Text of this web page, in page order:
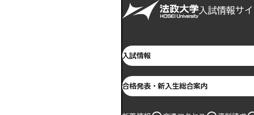
入試情報サ
入試情報
合格発表・新入生総合案内